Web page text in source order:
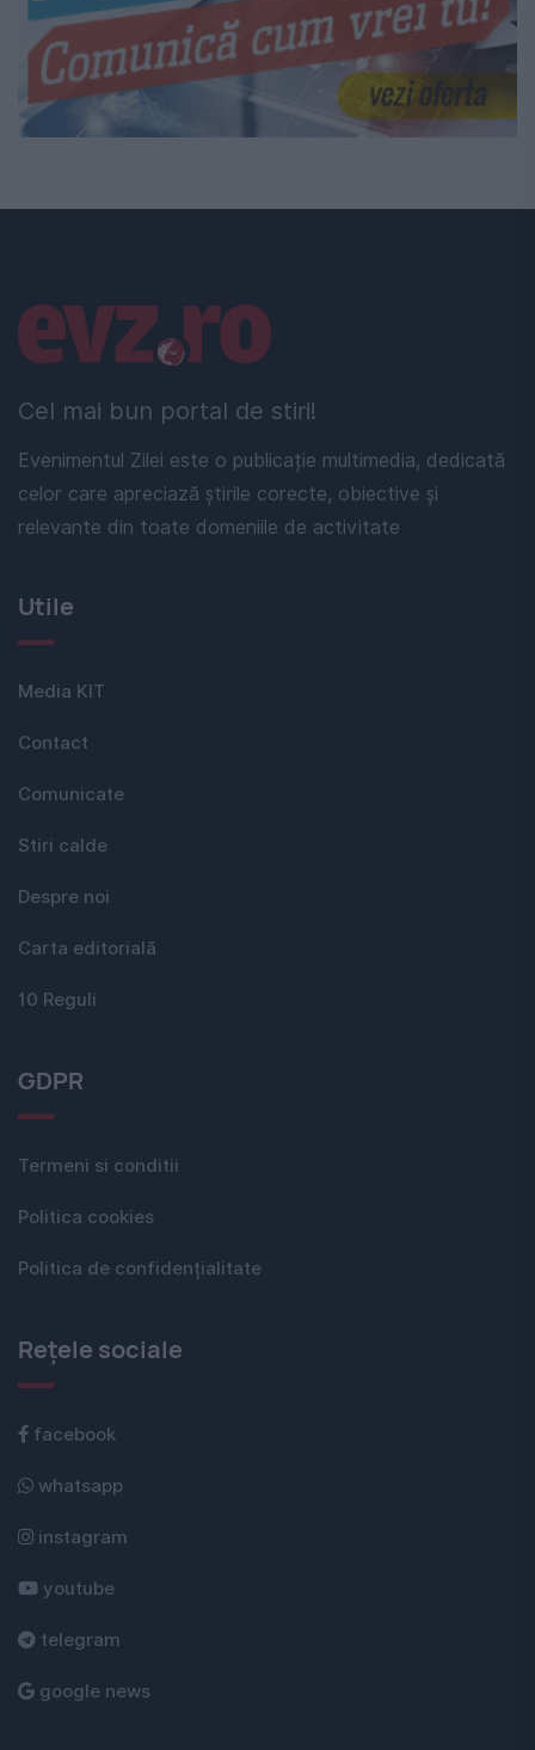
Cel mai bun portal de stiri!
Evenimentul Zilei este o publicație multimedia, dedicată
celor care apreciază știrile corecte, obiective și
relevante din toate domeniile de activitate
Linkuri utile
Utile
Media KIT
Contact
Comunicate
Stiri calde
Despre noi
Carta editorială
10 Reguli
GDPR
Termeni si conditii
Politica cookies
Politica de confidențialitate
Rețele sociale
facebook
whatsapp
instagram
youtube
telegram
google news